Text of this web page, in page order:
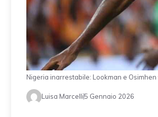
Nigeria inarrestabile: Lookman e
Luisa Marcelli5 Gennaio 2026